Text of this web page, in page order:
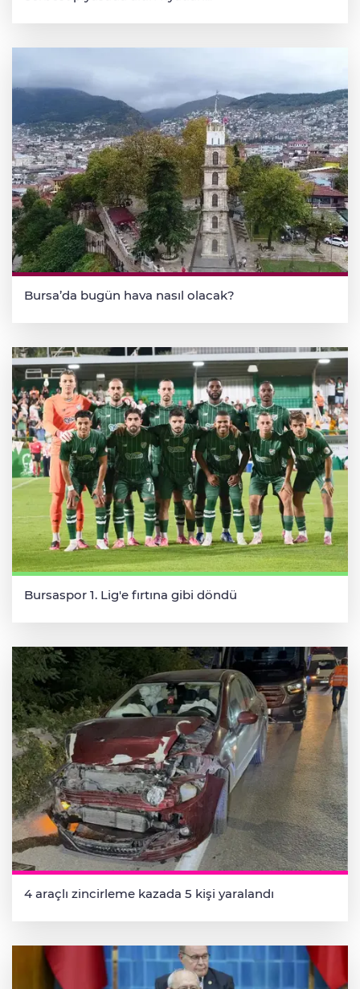
Bursa’da bugün hava nasıl olacak?
Bursaspor 1. Lig'e fırtına gibi döndü
4 araçlı zincirleme kazada 5 kişi yaralandı